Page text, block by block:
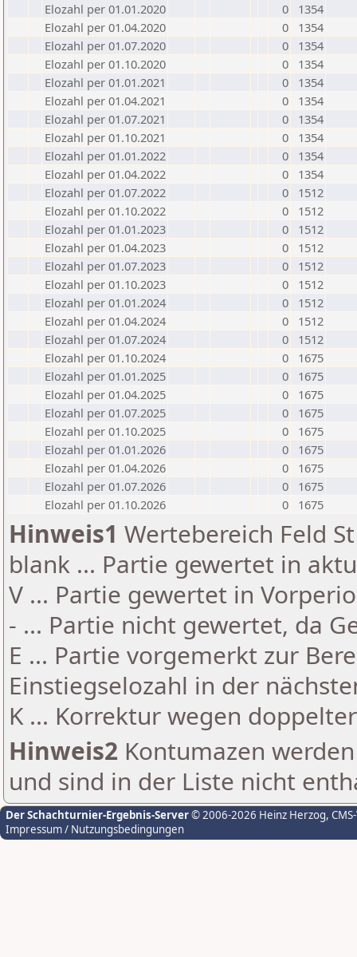
Elozahl per 01.01.2020
0
1354
Elozahl per 01.04.2020
0
1354
Elozahl per 01.07.2020
0
1354
Elozahl per 01.10.2020
0
1354
Elozahl per 01.01.2021
0
1354
Elozahl per 01.04.2021
0
1354
Elozahl per 01.07.2021
0
1354
Elozahl per 01.10.2021
0
1354
Elozahl per 01.01.2022
0
1354
Elozahl per 01.04.2022
0
1354
Elozahl per 01.07.2022
0
1512
Elozahl per 01.10.2022
0
1512
Elozahl per 01.01.2023
0
1512
Elozahl per 01.04.2023
0
1512
Elozahl per 01.07.2023
0
1512
Elozahl per 01.10.2023
0
1512
Elozahl per 01.01.2024
0
1512
Elozahl per 01.04.2024
0
1512
Elozahl per 01.07.2024
0
1512
Elozahl per 01.10.2024
0
1675
Elozahl per 01.01.2025
0
1675
Elozahl per 01.04.2025
0
1675
Elozahl per 01.07.2025
0
1675
Elozahl per 01.10.2025
0
1675
Elozahl per 01.01.2026
0
1675
Elozahl per 01.04.2026
0
1675
Elozahl per 01.07.2026
0
1675
Elozahl per 01.10.2026
0 1675
Hinweis1 Wertebereich Feld
blank ... Partie gewertet in
V ... Partie gewertet in
- ... Partie nicht gewertet, da
E ... Partie vorgemerkt zur
Einstiegselozahl in der
K ... Korrektur wegen
Hinweis2 Kontumazen
und sind in der Liste nicht
Der Schachturnier-Ergebnis-Server© 2006-2026 Heinz Herzog,
Impressum / Nutzungsbedingungen